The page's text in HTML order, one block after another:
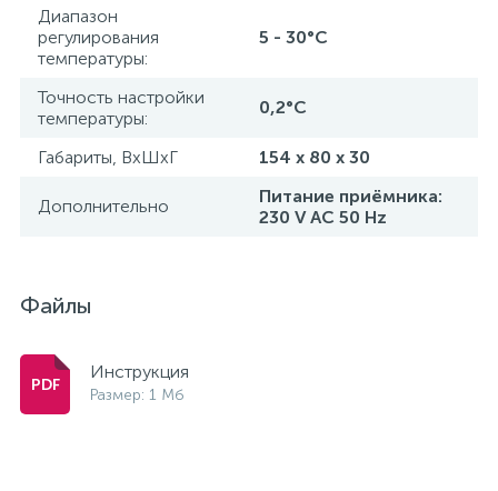
Диапазон
регулирования
температуры:
5 - 30°C
Точность настройки
температуры:
0,2°C
Габариты, ВхШхГ 154 x 80 x 30
Дополнительно
Питание приёмника:
230 V AC 50 Hz
Файлы
Инструкция
Размер: 1 Мб